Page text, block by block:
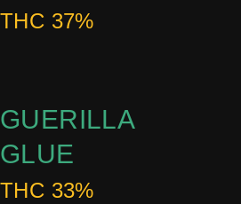
THC 37%
GUERILLA
GLUE
THC 33%